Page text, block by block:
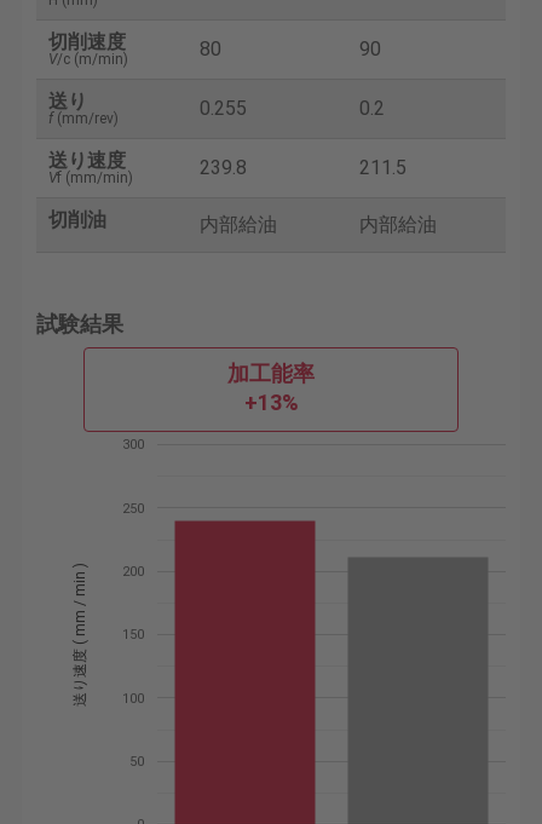
切削速度
V/c (m/min) 80 90
送り
f(mm/rev) 0.255 0.2
送り速度
Vf (mm/min) 239.8 211.5
切削油 内部給油 内部給油
試験結果
加工能率
+13%
50
100
150
200
250
300
送り速度 ( mm / min )